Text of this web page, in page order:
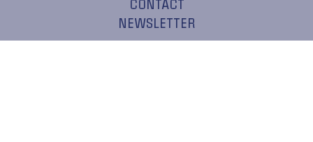
CONTACT
NEWSLETTER